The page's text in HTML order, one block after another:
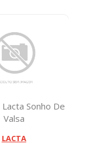
Sonho De
Valsa
LACTA